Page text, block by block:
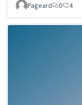
Pageard
0 4